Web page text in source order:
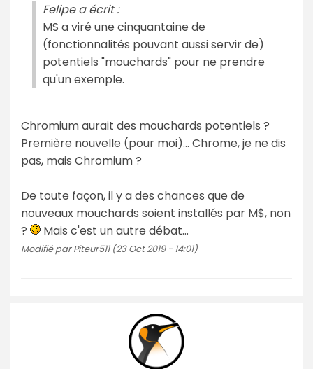
Felipe a écrit :
MS a viré une cinquantaine de
(fonctionnalités pouvant aussi servir de)
potentiels "mouchards" pour ne prendre
qu'un exemple.
Chromium aurait des mouchards potentiels ?
Première nouvelle (pour moi)... Chrome, je ne dis
pas, mais Chromium ?
De toute façon, il y a des chances que de
nouveaux mouchards soient installés par M$, non
?
Mais c'est un autre débat...
Modifié par Piteur511 (23 Oct 2019 - 14:01)